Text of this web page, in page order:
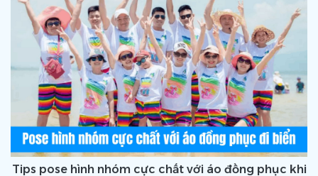
Tips pose hình nhóm cực chất với áo đồng phục khi